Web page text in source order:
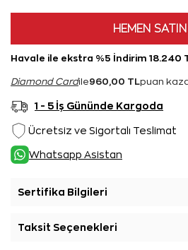
HEMEN
Havale ile ekstra %5 İndirim 18.240
Diamond Cardile960,00 TL puan
1 - 5 İş Gününde Kargoda
Ücretsiz ve Sigortalı Teslimat
Whatsapp Asistan
Sertifika Bilgileri
Taksit Seçenekleri